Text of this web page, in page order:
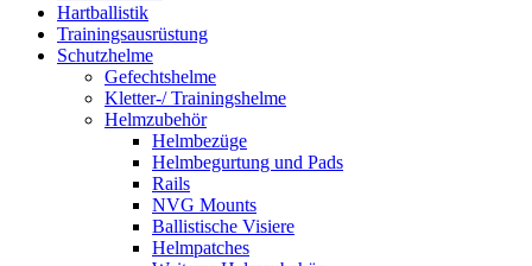
Hartballistik
Trainingsausrüstung
Schutzhelme
Gefechtshelme
Kletter-/ Trainingshelme
Helmzubehör
Helmbezüge
Helmbegurtung und Pads
Rails
NVG Mounts
Ballistische Visiere
Helmpatches